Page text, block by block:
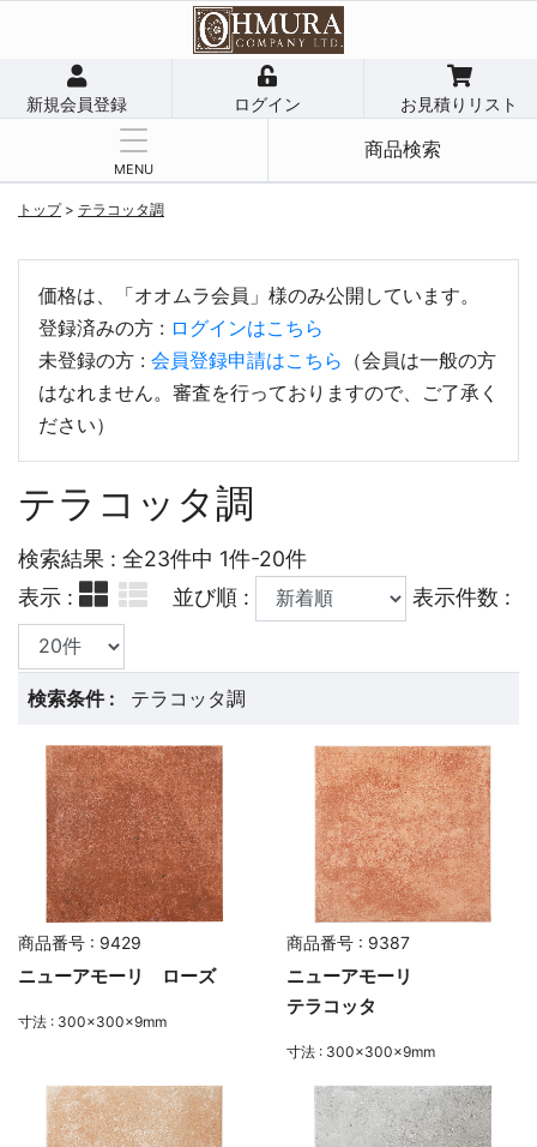
新規会員登録 ログイン お見積りリスト
MENU
商品検索
トップ> テラコッタ調
価格は、「オオムラ会員」様のみ公開しています。
登録済みの方 : ログインはこちら
未登録の方 : 会員登録申請はこちら （会員は一般の方
はなれません。審査を行っておりますので、ご了承く
ださい）
テラコッタ調
検索結果 : 全23件中 1件-20件
表示 :
並び順 : 表示件数 :
検索条件 : テラコッタ調
商品番号 : 9429
ニューアモーリ ローズ
寸法 : 300×300×9mm
商品番号 : 9387
ニューアモーリ
テラコッタ
寸法 : 300×300×9mm